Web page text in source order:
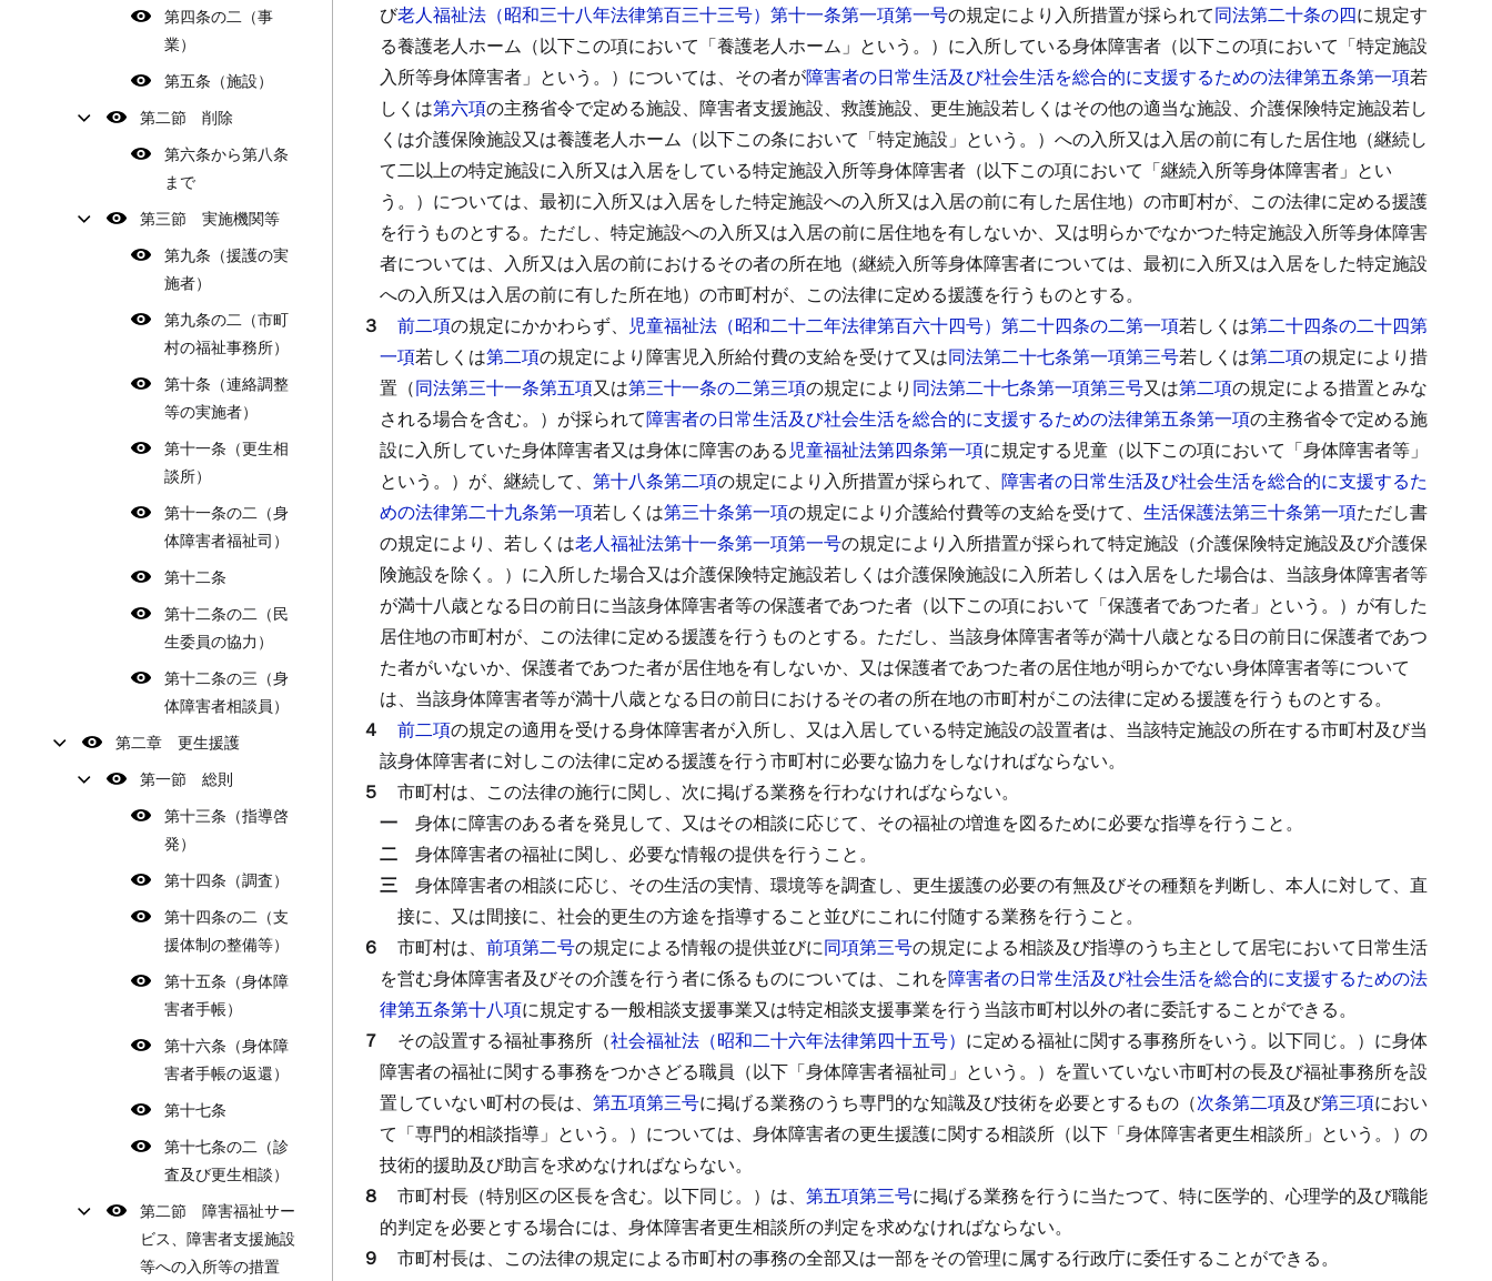
第四条の二（事
業）
第五条（施設）
第二節 削除
第六条から第八条
まで
第三節 実施機関等
第九条（援護の実
施者）
第九条の二（市町
村の福祉事務所）
第十条（連絡調整
等の実施者）
第十一条（更生相
談所）
第十一条の二（身
体障害者福祉司）
第十二条
第十二条の二（民
生委員の協力）
第十二条の三（身
体障害者相談員）
第二章 更生援護
第一節 総則
第十三条（指導啓
発）
第十四条（調査）
第十四条の二（支
援体制の整備等）
第十五条（身体障
害者手帳）
第十六条（身体障
害者手帳の返還）
第十七条
第十七条の二（診
査及び更生相談）
第二節 障害福祉サー
ビス、障害者支援施設
等への入所等の措置
び老人福祉法（昭和三十八年法律第百三十三号）第十一条第一項第一号の規定により入所措置が採られて同法第二十条の四に規定す
る養護老人ホーム（以下この項において「養護老人ホーム」という。）に入所している身体障害者（以下この項において「特定施設
入所等身体障害者」という。）については、その者が障害者の日常生活及び社会生活を総合的に支援するための法律第五条第一項若
しくは第六項の主務省令で定める施設、障害者支援施設、救護施設、更生施設若しくはその他の適当な施設、介護保険特定施設若し
くは介護保険施設又は養護老人ホーム（以下この条において「特定施設」という。）への入所又は入居の前に有した居住地（継続し
て二以上の特定施設に入所又は入居をしている特定施設入所等身体障害者（以下この項において「継続入所等身体障害者」とい
う。）については、最初に入所又は入居をした特定施設への入所又は入居の前に有した居住地）の市町村が、この法律に定める援護
を行うものとする。 ただし、特定施設への入所又は入居の前に居住地を有しないか、又は明らかでなかつた特定施設入所等身体障害
者については、入所又は入居の前におけるその者の所在地（継続入所等身体障害者については、最初に入所又は入居をした特定施設
への入所又は入居の前に有した所在地）の市町村が、この法律に定める援護を行うものとする。
３ 前二項の規定にかかわらず、 児童福祉法（昭和二十二年法律第百六十四号）第二十四条の二第一項若しくは第二十四条の二十四第
一項若しくは第二項の規定により障害児入所給付費の支給を受けて又は同法第二十七条第一項第三号若しくは第二項の規定により措
置（同法第三十一条第五項又は第三十一条の二第三項の規定により 同法第二十七条第一項第三号又は第二項の規定による措置とみな
される場合を含む。）が採られて障害者の日常生活及び社会生活を総合的に支援するための法律第五条第一項の主務省令で定める施
設に入所していた身体障害者又は身体に障害のある 児童福祉法第四条第一項に規定する児童（以下この項において「身体障害者等」
という。）が、継続して、 第十八条第二項の規定により入所措置が採られて、 障害者の日常生活及び社会生活を総合的に支援するた
めの法律第二十九条第一項若しくは第三十条第一項の規定により介護給付費等の支給を受けて、 生活保護法第三十条第一項ただし書
の規定により、若しくは老人福祉法第十一条第一項第一号の規定により入所措置が採られて特定施設（介護保険特定施設及び介護保
険施設を除く。）に入所した場合又は介護保険特定施設若しくは介護保険施設に入所若しくは入居をした場合は、当該身体障害者等
が満十八歳となる日の前日に当該身体障害者等の保護者であつた者（以下この項において「保護者であつた者」という。）が有した
居住地の市町村が、この法律に定める援護を行うものとする。 ただし、当該身体障害者等が満十八歳となる日の前日に保護者であつ
た者がいないか、保護者であつた者が居住地を有しないか、又は保護者であつた者の居住地が明らかでない身体障害者等について
は、当該身体障害者等が満十八歳となる日の前日におけるその者の所在地の市町村がこの法律に定める援護を行うものとする。
４ 前二項の規定の適用を受ける身体障害者が入所し、又は入居している特定施設の設置者は、当該特定施設の所在する市町村及び当
該身体障害者に対しこの法律に定める援護を行う市町村に必要な協力をしなければならない。
５ 市町村は、この法律の施行に関し、次に掲げる業務を行わなければならない。
一 身体に障害のある者を発見して、又はその相談に応じて、その福祉の増進を図るために必要な指導を行うこと。
二 身体障害者の福祉に関し、必要な情報の提供を行うこと。
三 身体障害者の相談に応じ、その生活の実情、環境等を調査し、更生援護の必要の有無及びその種類を判断し、本人に対して、直
接に、又は間接に、社会的更生の方途を指導すること並びにこれに付随する業務を行うこと。
６ 市町村は、 前項第二号の規定による情報の提供並びに同項第三号の規定による相談及び指導のうち主として居宅において日常生活
を営む身体障害者及びその介護を行う者に係るものについては、これを障害者の日常生活及び社会生活を総合的に支援するための法
律第五条第十八項に規定する一般相談支援事業又は特定相談支援事業を行う当該市町村以外の者に委託することができる。
７ その設置する福祉事務所（社会福祉法（昭和二十六年法律第四十五号） に定める福祉に関する事務所をいう。以下同じ。）に身体
障害者の福祉に関する事務をつかさどる職員（以下「身体障害者福祉司」という。）を置いていない市町村の長及び福祉事務所を設
置していない町村の長は、 第五項第三号に掲げる業務のうち専門的な知識及び技術を必要とするもの（次条第二項及び第三項におい
て「専門的相談指導」という。）については、身体障害者の更生援護に関する相談所（以下「身体障害者更生相談所」という。）の
技術的援助及び助言を求めなければならない。
８ 市町村長（特別区の区長を含む。以下同じ。）は、 第五項第三号に掲げる業務を行うに当たつて、特に医学的、心理学的及び職能
的判定を必要とする場合には、身体障害者更生相談所の判定を求めなければならない。
９ 市町村長は、この法律の規定による市町村の事務の全部又は一部をその管理に属する行政庁に委任することができる。